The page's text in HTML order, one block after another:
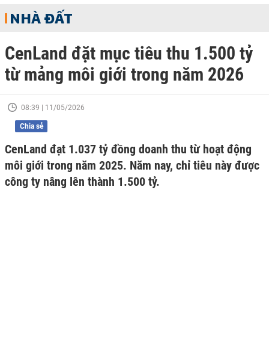
NHÀ ĐẤT
CenLand đặt mục tiêu thu 1.500 tỷ
từ mảng môi giới trong năm 2026
08:39 | 11/05/2026
Chia sẻ
CenLand đạt 1.037 tỷ đồng doanh thu từ hoạt động
môi giới trong năm 2025. Năm nay, chỉ tiêu này được
công ty nâng lên thành 1.500 tỷ.